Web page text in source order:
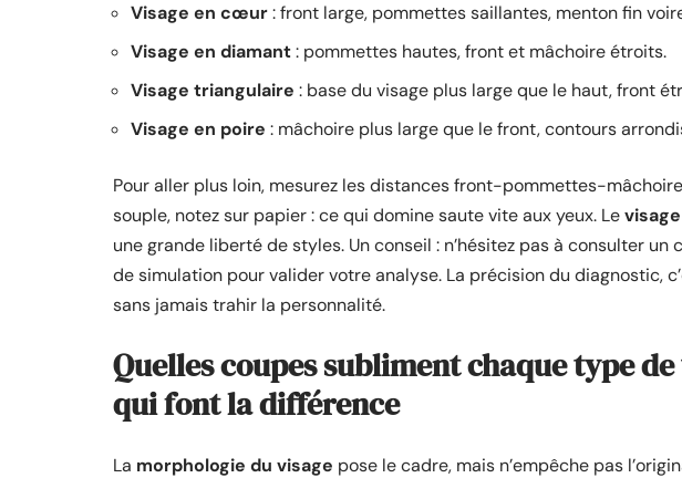
Visage en cœur: front large, pommettes saillantes, menton fin
Visage en diamant: pommettes hautes, front et mâchoire étroits.
Visage triangulaire : base du visage plus large que le haut, front
Visage en poire : mâchoire plus large que le front, contours
Pour aller plus loin, mesurez les distances front-pommettes-
souple, notez sur papier : ce qui domine saute vite aux yeux. Le
une grande liberté de styles. Un conseil : n’hésitez pas à consulter
de simulation pour valider votre analyse. La précision du diagnostic,
sans jamais trahir la personnalité.
Quelles coupes subliment chaque type de
qui font la différence
La morphologie du visage pose le cadre, mais n’empêche pas